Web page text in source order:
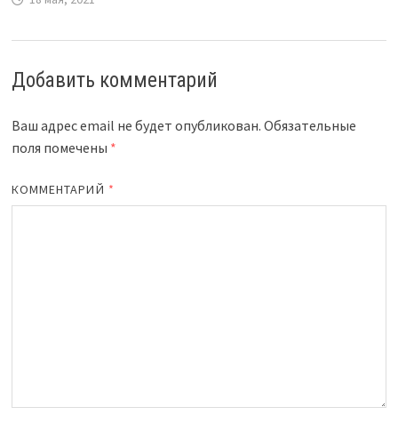
Добавить комментарий
Ваш адрес email не будет опубликован. Обязательные
поля помечены *
КОММЕНТАРИЙ *